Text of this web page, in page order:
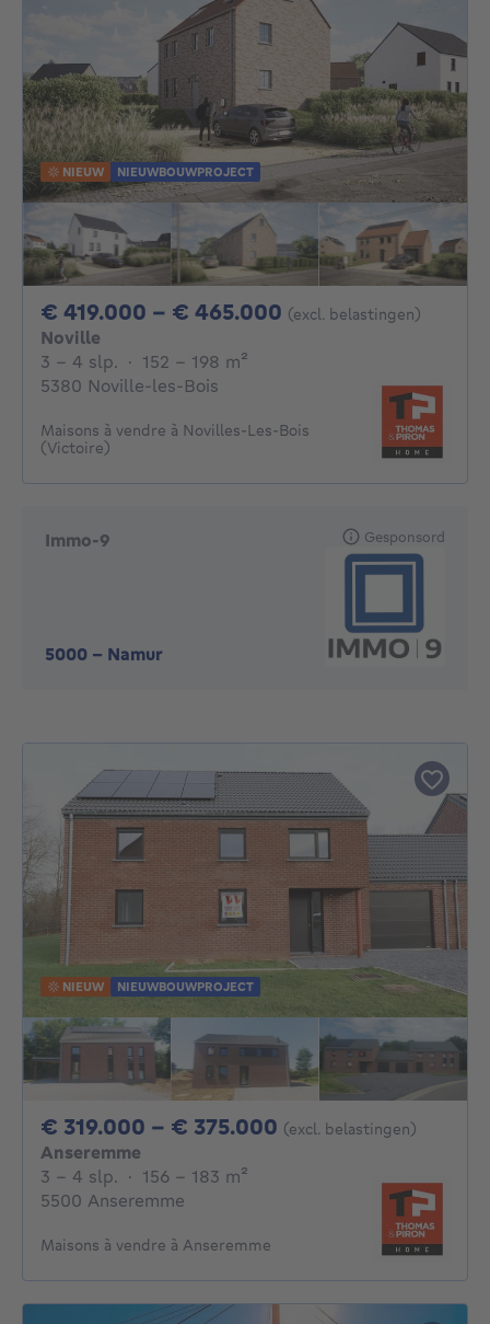
NIEUW NIEUWBOUWPROJECT
€ 419.000 - € 465.000 Van 419000€ Tot
(excl. belastingen)
Noville
3 - 4 Slaapkamers
3 - 4 slp. · 152 - 198 m²
5380 Noville-les-Bois
Maisons à vendre à Novilles-Les-Bois
(Victoire)
Immo-9
5000 - Namur
Gesponsord
NIEUW NIEUWBOUWPROJECT
€ 319.000 - € 375.000 Van 319000€ Tot
(excl. belastingen)
Anseremme
3 - 4 Slaapkamers
3 - 4 slp. · 156 - 183 m²
5500 Anseremme
Maisons à vendre à Anseremme